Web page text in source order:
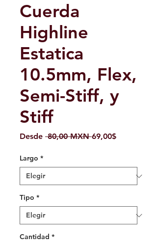
Cuerda
Highline
Estatica
10.5mm, Flex,
Semi-Stiff, y
Stiff
Desde 80,00 MXN Precio
69,00$Precio
Largo *
Tipo *
Cantidad *